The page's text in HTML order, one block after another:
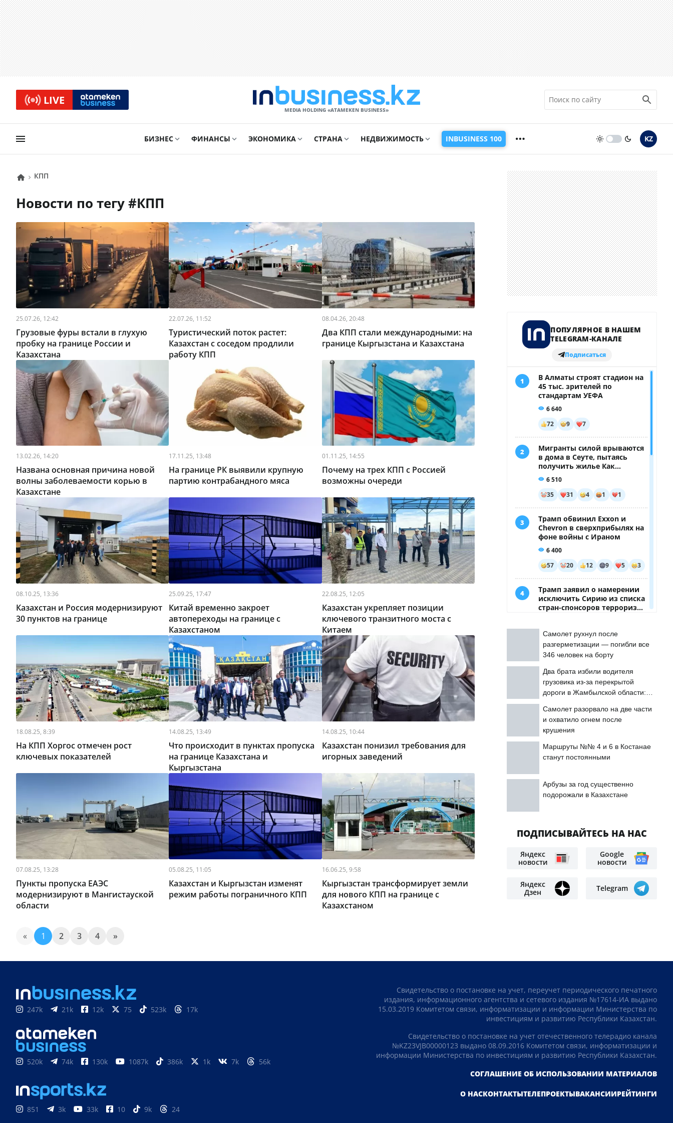
LIVE
MEDIA HOLDING «ATAMEKЕN BUSINESS»
БИЗНЕС ФИНАНСЫ ЭКОНОМИКА СТРАНА НЕДВИЖИМОСТЬ INBUSINESS 100 KZ
КПП
Новости по тегу # КПП
25.07.26, 12:42
Грузовые фуры встали в глухую
пробку на границе России и
Казахстана
22.07.26, 11:52
Туристический поток растет:
Казахстан с соседом продлили
работу КПП
08.04.26, 20:48
Два КПП стали международными: на
границе Кыргызстана и Казахстана
13.02.26, 14:20
Названа основная причина новой
волны заболеваемости корью в
Казахстане
17.11.25, 13:48
На границе РК выявили крупную
партию контрабандного мяса
01.11.25, 14:55
Почему на трех КПП с Россией
возможны очереди
08.10.25, 13:36
Казахстан и Россия модернизируют
30 пунктов на границе
25.09.25, 17:47
Китай временно закроет
автопереходы на границе с
Казахстаном
22.08.25, 12:05
Казахстан укрепляет позиции
ключевого транзитного моста с
Китаем
18.08.25, 8:39
На КПП Хоргос отмечен рост
ключевых показателей
14.08.25, 13:49
Что происходит в пунктах пропуска
на границе Казахстана и
Кыргызстана
14.08.25, 10:44
Казахстан понизил требования для
игорных заведений
07.08.25, 13:28
Пункты пропуска ЕАЭС
модернизируют в Мангистауской
области
05.08.25, 11:05
Казахстан и Кыргызстан изменят
режим работы пограничного КПП
16.06.25, 9:58
Кыргызстан трансформирует земли
для нового КПП на границе с
Казахстаном
« 1 2 3 4 »
Самолет рухнул после
разгерметизации — погибли все
346 человек на борту
Два брата избили водителя
грузовика из-за перекрытой
дороги в Жамбылской области:
Самолет разорвало на две части
и охватило огнем после
крушения
Маршруты №№ 4 и 6 в Костанае
станут постоянными
Арбузы за год существенно
подорожали в Казахстане
ПОДПИСЫВАЙТЕСЬ НА НАС
Яндекс
новости
Google
новости
Яндекс
Дзен
Telegram
247k 21k 12k 75 523k 17k
520k 74k 130k 1087k 386k 1k 7k 56k
851 3k 33k 10 9k 24
Свидетельство о постановке на учет, переучет периодического печатного
издания, информационного агентства и сетевого издания №17614-ИА выдано
15.03.2019 Комитетом связи, информатизации и информации Министерства по
инвестициям и развитию Республики Казахстан.
Свидетельство о постановке на учет отечественного телерадио канала
№KZ23VJB00000123 выдано 08.09.2016 Комитетом связи, информатизации и
информации Министерства по инвестициям и развитию Республики Казахстан.
СОГЛАШЕНИЕ ОБ ИСПОЛЬЗОВАНИИ МАТЕРИАЛОВ
О НАСКОНТАКТЫТЕЛЕПРОЕКТЫВАКАНСИИРЕЙТИНГИ